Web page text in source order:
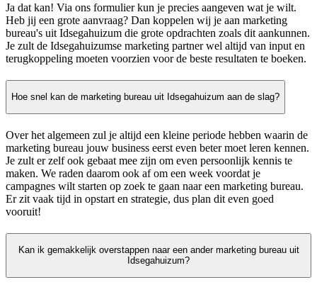
Ja dat kan! Via ons formulier kun je precies aangeven wat je wilt.
Heb jij een grote aanvraag? Dan koppelen wij je aan marketing
bureau's uit Idsegahuizum die grote opdrachten zoals dit aankunnen.
Je zult de Idsegahuizumse marketing partner wel altijd van input en
terugkoppeling moeten voorzien voor de beste resultaten te boeken.
Hoe snel kan de marketing bureau uit Idsegahuizum aan de slag?
Over het algemeen zul je altijd een kleine periode hebben waarin de
marketing bureau jouw business eerst even beter moet leren kennen.
Je zult er zelf ook gebaat mee zijn om even persoonlijk kennis te
maken. We raden daarom ook af om een week voordat je
campagnes wilt starten op zoek te gaan naar een marketing bureau.
Er zit vaak tijd in opstart en strategie, dus plan dit even goed
vooruit!
Kan ik gemakkelijk overstappen naar een ander marketing bureau uit
Idsegahuizum?